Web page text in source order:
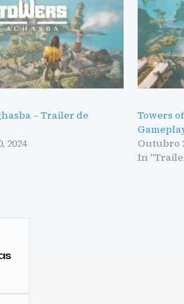
– Trailer de
2024
Towers
Outubro
In